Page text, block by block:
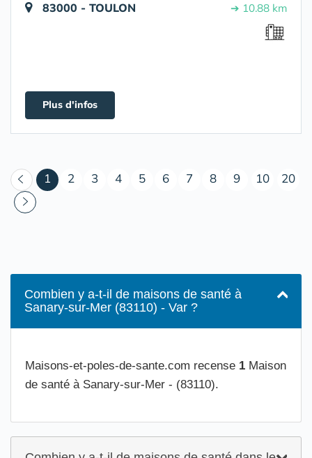
83000 - TOULON ➔ 10.88 km
Plus d'infos
1 (courant)
2 3 4 5 6 7 8 9 10 20
Combien y a-t-il de maisons de santé à
Sanary-sur-Mer (83110) - Var ?
Maisons-et-poles-de-sante.com recense 1 Maison
de santé à Sanary-sur-Mer - (83110).